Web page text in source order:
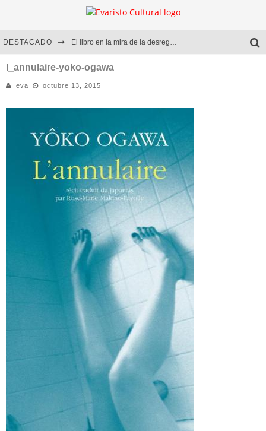
DESTACADO El libro en la mira de la desregulación
Marcelo Rubio | El llovedor
Diego Meret | Hotel Acapulco
l_annulaire-yoko-ogawa
eva octubre 13, 2015